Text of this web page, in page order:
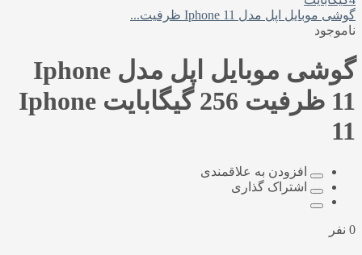
گوشی موبایل اپل مدل Iphone 11 ظرفیت...
ناموجود
گوشی موبایل اپل مدل Iphone
11 ظرفیت 256 گیگابایت
Iphone
11
افزودن به علاقمندی
اشتراک گذاری
0 نفر